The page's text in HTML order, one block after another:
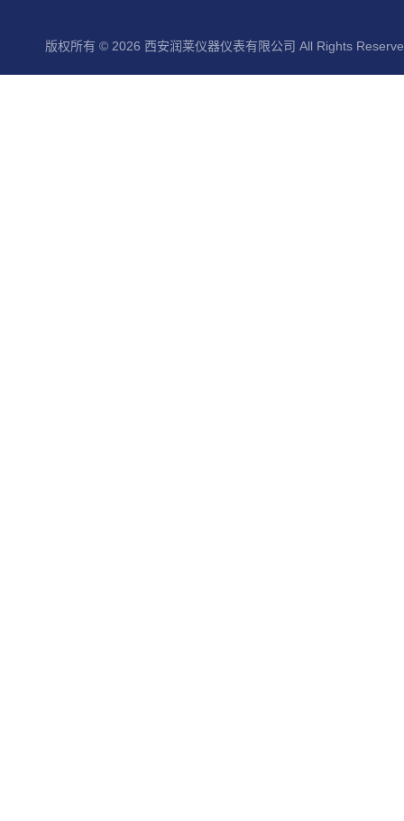
版权所有 © 2026 西安润莱仪器仪表有限公司 All Rights